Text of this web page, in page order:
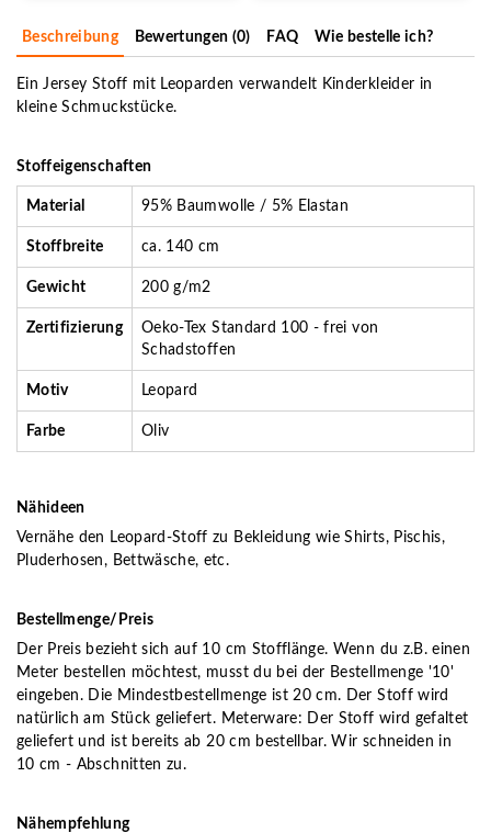
Beschreibung Bewertungen (0) FAQ Wie bestelle ich?
Ein Jersey Stoff mit Leoparden verwandelt Kinderkleider in
kleine Schmuckstücke.
Stoffeigenschaften
Material 95% Baumwolle / 5% Elastan
Stoffbreite ca. 140 cm
Gewicht 200 g/m2
Zertifizierung
Oeko-Tex Standard 100 - frei von
Schadstoffen
Motiv Leopard
Farbe Oliv
Nähideen
Vernähe den Leopard-Stoff zu Bekleidung wie Shirts, Pischis,
Pluderhosen, Bettwäsche, etc.
Bestellmenge/Preis
Der Preis bezieht sich auf 10 cm Stofflänge. Wenn du z.B. einen
Meter bestellen möchtest, musst du bei der Bestellmenge '10'
eingeben. Die Mindestbestellmenge ist 20 cm. Der Stoff wird
natürlich am Stück geliefert. Meterware: Der Stoff wird gefaltet
geliefert und ist bereits ab 20 cm bestellbar. Wir schneiden in
10 cm - Abschnitten zu.
Nähempfehlung